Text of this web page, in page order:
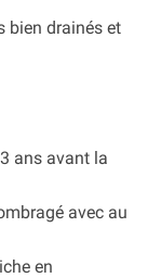
bien drainés et
ans avant la
avec au
en